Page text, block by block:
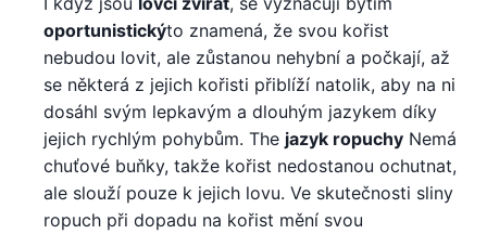
oportunistickýto znamená, že svou kořist
nebudou lovit, ale zůstanou nehybní a počkají, až
se některá z jejich kořisti přiblíží natolik, aby na ni
dosáhl svým lepkavým a dlouhým jazykem díky
jejich rychlým pohybům. The jazyk ropuchy Nemá
chuťové buňky, takže kořist nedostanou ochutnat,
ale slouží pouze k jejich lovu. Ve skutečnosti sliny
ropuch při dopadu na kořist mění svou